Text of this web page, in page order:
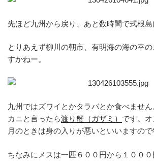
先ほど九州から戻り、あと数時間で式根島
とりあえず柳川の朝市、有明海の海の幸
すかねー。
九州ではズワイとかタラバとか食べません
カニと言ったら渡り蟹（ガザミ） です。
月のときは身の入りが悪いといいますので
ちなみにメスは一匹６００円から１０００